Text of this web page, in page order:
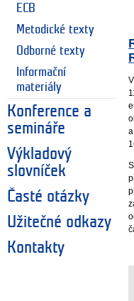
ECB
Metodické texty
Odborné texty
Informační
materiály
Konference a
semináře
Výkladový
slovníček
Časté otázky
Užitečné odkazy
Kontakty